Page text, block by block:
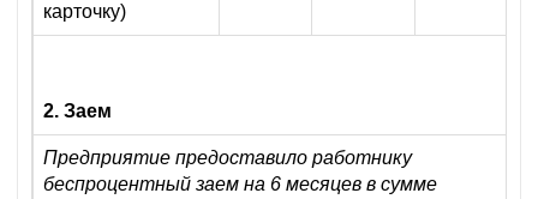
карточку)
2. Заем
Предприятие предоставило работнику
беспроцентный заем на 6 месяцев в сумме